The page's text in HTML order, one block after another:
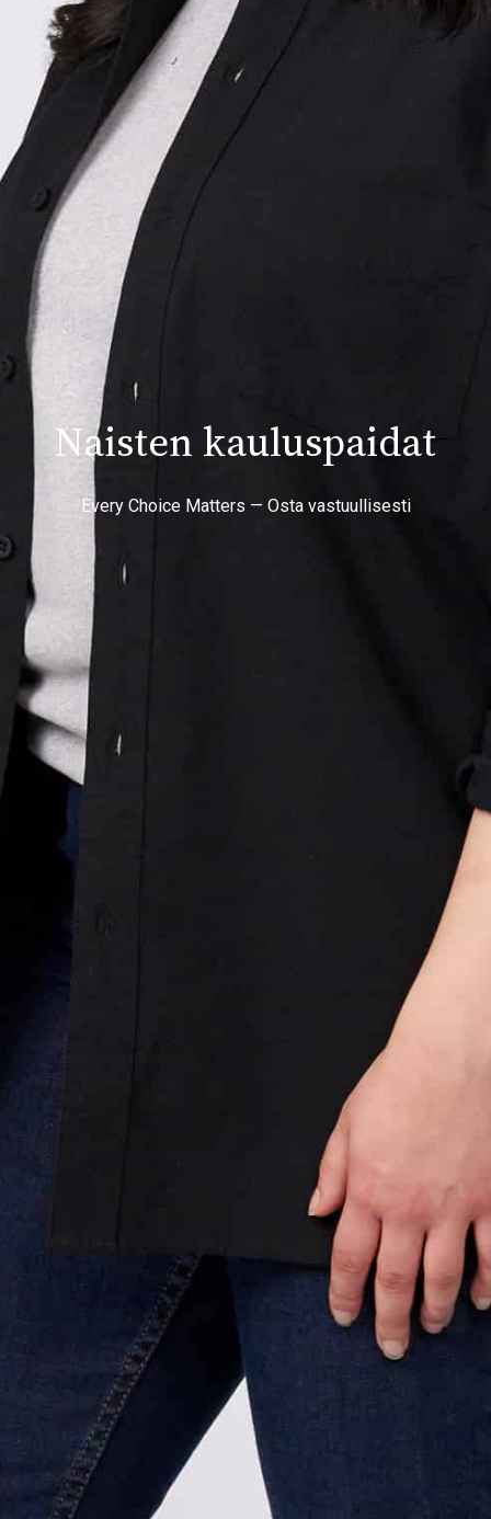
Naisten kauluspaidat
Every Choice Matters — Osta vastuullisesti